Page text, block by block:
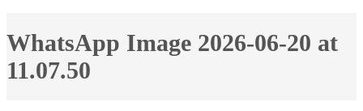
WhatsApp Image 2026-06-20 at
11.07.50